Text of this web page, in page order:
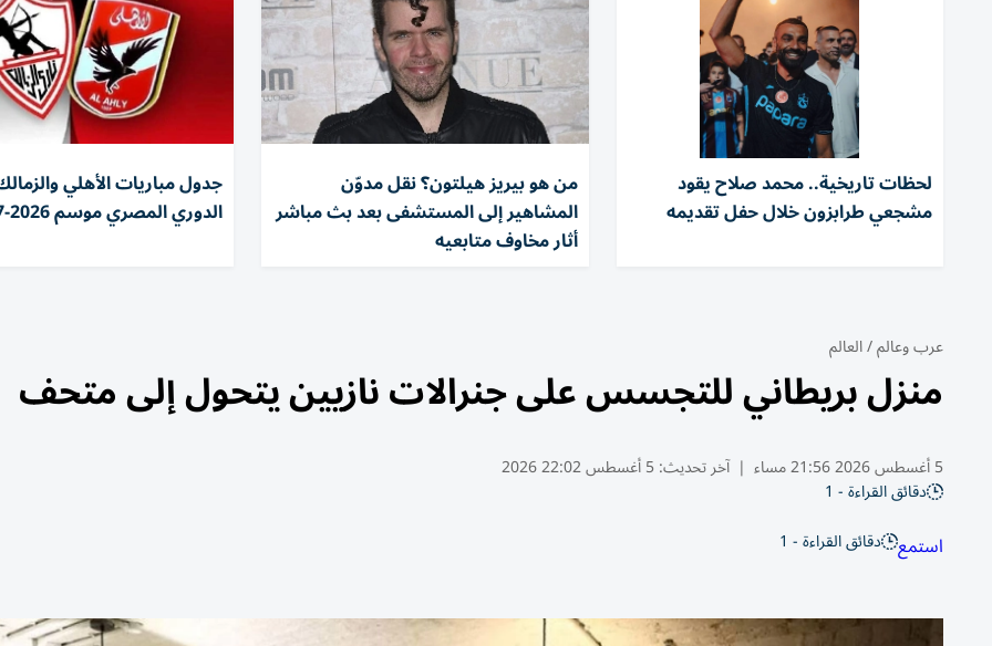
لحظات تاريخية.. محمد صلاح يقود
مشجعي طرابزون خلال حفل تقديمه
من هو بيريز هيلتون؟ نقل مدوّن
المشاهير إلى المستشفى بعد بث مباشر
أثار مخاوف متابعيه
جدول مباريات الأهلي
الدوري المصري موسم 2026-2027
عرب وعالم/العالم
منزل بريطاني للتجسس على جنرالات نازيين يتحول إلى متحف
5 أغسطس 2026 21:56 مساء | آخر تحديث:5 أغسطس 22:02 2026
دقائق القراءة - 1
استمع دقائق القراءة - 1